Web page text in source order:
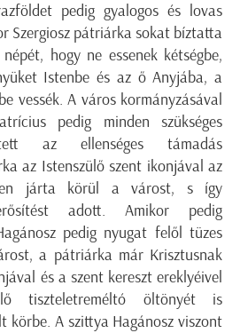
pedig gyalogos és lovas
Szergiosz pátriárka sokat bíztatta
hogy ne essenek kétségbe,
Istenbe és az ő Anyjába, a
vessék. A város kormányzásával
pedig minden szükséges
az ellenséges támadás
az Istenszülő szent ikonjával az
járta körül a várost, s így
adott. Amikor pedig
pedig nyugat felől tüzes
a pátriárka már Krisztusnak
és a szent kereszt ereklyéivel
tiszteletreméltó öltönyét is
körbe. A szittya Hagánosz viszont